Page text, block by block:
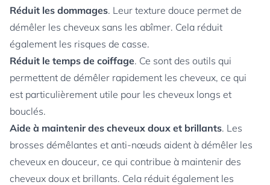
Réduit les dommages. Leur texture douce permet de
démêler les cheveux sans les abîmer. Cela réduit
également les risques de casse.
Réduit le temps de coiffage. Ce sont des outils qui
permettent de démêler rapidement les cheveux, ce qui
est particulièrement utile pour les cheveux longs et
bouclés.
Aide à maintenir des cheveux doux et brillants. Les
brosses démêlantes et anti-nœuds aident à démêler les
cheveux en douceur, ce qui contribue à maintenir des
cheveux doux et brillants. Cela réduit également les